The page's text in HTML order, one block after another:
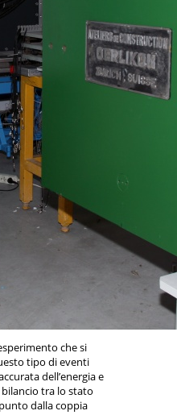
che si
tipo di eventi
dell’energia e
tra lo stato
dalla coppia